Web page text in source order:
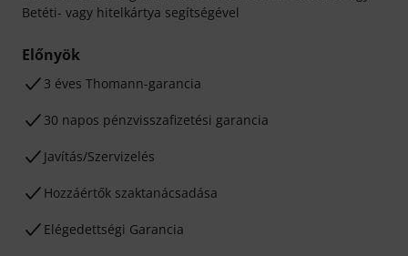
Betéti- vagy hitelkártya segítségével
Előnyök
3 éves Thomann-garancia
30 napos pénzvisszafizetési garancia
Javítás/Szervizelés
Hozzáértők szaktanácsadása
Elégedettségi Garancia